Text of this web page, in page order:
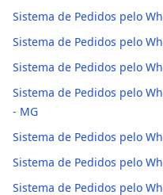
Sistema de Pedidos pelo
Sistema de Pedidos pelo
Sistema de Pedidos pelo
Sistema de Pedidos pelo
- MG
Sistema de Pedidos pelo
Sistema de Pedidos pelo
Sistema de Pedidos pelo